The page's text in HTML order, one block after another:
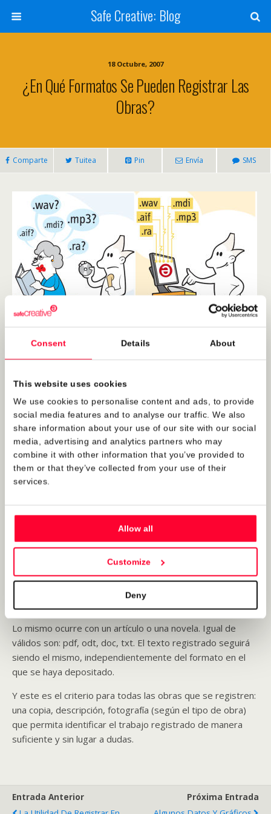
Consent Details About
This website uses cookies
We use cookies to personalise content and ads, to provide
social media features and to analyse our traffic. We also
share information about your use of our site with our social
media, advertising and analytics partners who may
combine it with other information that you’ve provided to
them or that they’ve collected from your use of their
services.
Allow all
Customize
Deny
Safe Creative: Blog
18 Octubre, 2007
¿En Qué Formatos Se Pueden Registrar Las
Obras?
Comparte Tuitea Pin Envía SMS
formatos son válidos para registrar las obras; porque al
tradicionales son las restricciones que ponen en este
sentido.
Para la música, por ejemplo, suele ser habitual que admitan
sólo partituras.
La utilidad de depositar una copia de la obra en un registro
exactamente la obra que se registró.
escrita en un pentagrama, o codificada en un fichero midi?.
Si lo que interesa es poder identificar la obra, si hubiera
que recurrir a la prueba de autoría del registro, ¿por qué
no va servir una reproducción grabada en un fichero mp3?.
Lo mismo ocurre con un artículo o una novela. Igual de
válidos son: pdf, odt, doc, txt. El texto registrado seguirá
siendo el mismo, independientemente del formato en el
que se haya depositado.
Y este es el criterio para todas las obras que se registren:
una copia, descripción, fotografía (según el tipo de obra)
que permita identificar el trabajo registrado de manera
suficiente y sin lugar a dudas.
Entrada Anterior
Próxima Entrada